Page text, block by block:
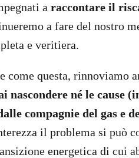
a raccontare il
a fare del nostro
e veritiera.
come questa, rinnoviamo
nascondere né le
compagnie del gas e
il problema si può
energetica di cui